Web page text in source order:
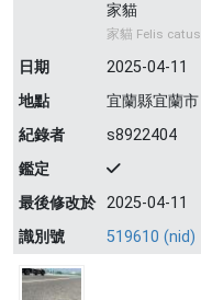
家貓
家貓 Felis catus
日期
2025-04-11
地點
宜蘭縣宜蘭市
紀錄者
s8922404
鑑定
最後修改於 2025-04-11
識別號
519610 (nid)